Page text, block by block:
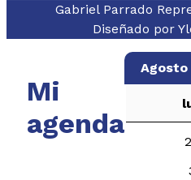
Gabriel Parrado
Diseñado por
Mi
agenda
Agosto